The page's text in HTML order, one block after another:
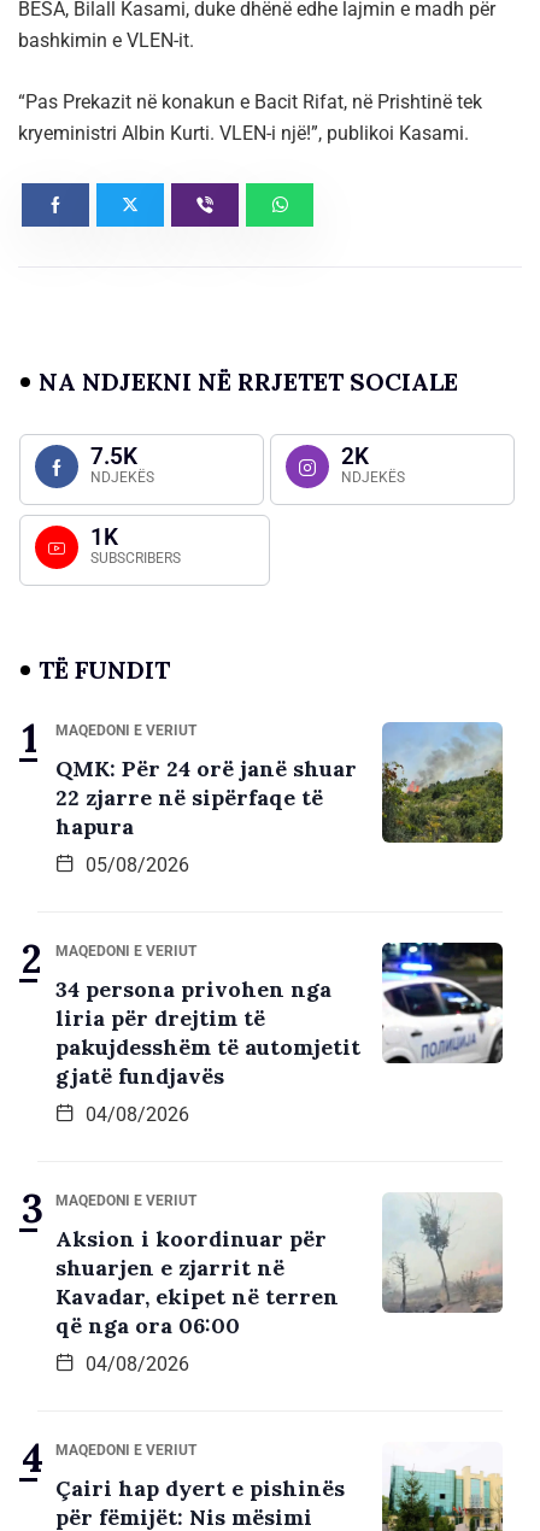
BESA, Bilall Kasami, duke dhënë edhe lajmin e madh për
bashkimin e VLEN-it.
“Pas Prekazit në konakun e Bacit Rifat, në Prishtinë tek
kryeministri Albin Kurti. VLEN-i një!”, publikoi Kasami.
NA NDJEKNI NË RRJETET SOCIALE
7.5K
NDJEKËS
2K
NDJEKËS
1K
SUBSCRIBERS
TË FUNDIT
MAQEDONI E VERIUT
QMK: Për 24 orë janë shuar
22 zjarre në sipërfaqe të
hapura
05/08/2026
MAQEDONI E VERIUT
34 persona privohen nga
liria për drejtim të
pakujdesshëm të automjetit
gjatë fundjavës
04/08/2026
MAQEDONI E VERIUT
Aksion i koordinuar për
shuarjen e zjarrit në
Kavadar, ekipet në terren
që nga ora 06:00
04/08/2026
MAQEDONI E VERIUT
Çairi hap dyert e pishinës
për fëmijët: Nis mësimi